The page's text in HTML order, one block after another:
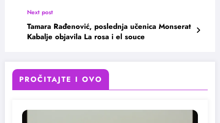
Next post
Tamara Rađenović, poslednja učenica Monserat
Kabalje objavila La rosa i el souce
PROČITAJTE I OVO